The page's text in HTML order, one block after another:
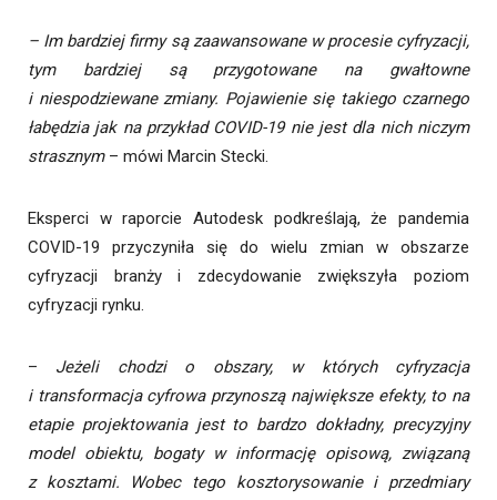
– Im bardziej firmy są zaawansowane w procesie cyfryzacji,
tym bardziej są przygotowane na gwałtowne
i niespodziewane zmiany. Pojawienie się takiego czarnego
łabędzia jak na przykład COVID-19 nie jest dla nich niczym
strasznym – mówi Marcin Stecki.
Eksperci w raporcie Autodesk podkreślają, że pandemia
COVID-19 przyczyniła się do wielu zmian w obszarze
cyfryzacji branży i zdecydowanie zwiększyła poziom
cyfryzacji rynku.
– Jeżeli chodzi o obszary, w których cyfryzacja
i transformacja cyfrowa przynoszą największe efekty, to na
etapie projektowania jest to bardzo dokładny, precyzyjny
model obiektu, bogaty w informację opisową, związaną
z kosztami. Wobec tego kosztorysowanie i przedmiary